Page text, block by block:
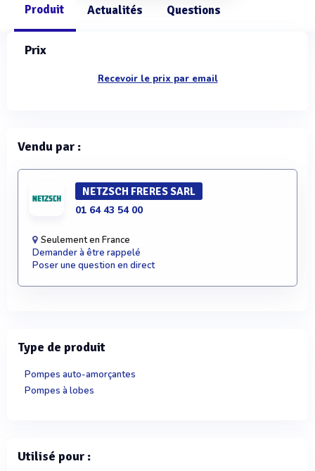
Produit Actualités Questions
Prix
Recevoir le prix par email
Vendu par :
NETZSCH FRERES SARL
01 64 43 54 00
Seulement en France
Demander à être rappelé
Poser une question en direct
Type de produit
Pompes auto-amorçantes
Pompes à lobes
Utilisé pour :